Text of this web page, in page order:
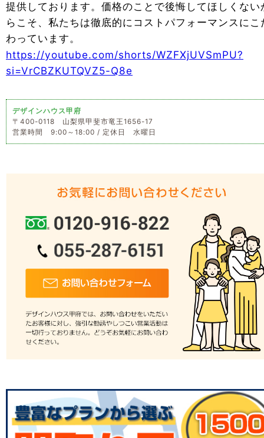
提供しております。価格のことで後悔してほしくない
らこそ、私たちは徹底的にコストパフォーマンスにこ
わっています。
https://youtube.com/shorts/WZFXjUVSmPU?
si=VrCBZKUTQVZ5-Q8e
デザインハウス甲府
〒400-0118 山梨県甲斐市竜王1656-17
営業時間 9:00～18:00 / 定休日 水曜日